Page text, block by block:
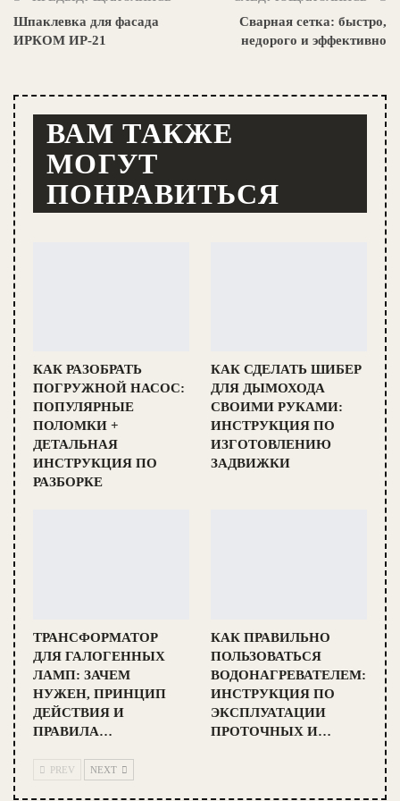
Шпаклевка для фасада
ИРКОМ ИР-21
Сварная сетка: быстро,
недорого и эффективно
ВАМ ТАКЖЕ
МОГУТ
ПОНРАВИТЬСЯ
КАК РАЗОБРАТЬ
ПОГРУЖНОЙ НАСОС:
ПОПУЛЯРНЫЕ
ПОЛОМКИ +
ДЕТАЛЬНАЯ
ИНСТРУКЦИЯ ПО
РАЗБОРКЕ
КАК СДЕЛАТЬ ШИБЕР
ДЛЯ ДЫМОХОДА
СВОИМИ РУКАМИ:
ИНСТРУКЦИЯ ПО
ИЗГОТОВЛЕНИЮ
ЗАДВИЖКИ
ТРАНСФОРМАТОР
ДЛЯ ГАЛОГЕННЫХ
ЛАМП: ЗАЧЕМ
НУЖЕН, ПРИНЦИП
ДЕЙСТВИЯ И
ПРАВИЛА…
КАК ПРАВИЛЬНО
ПОЛЬЗОВАТЬСЯ
ВОДОНАГРЕВАТЕЛЕМ:
ИНСТРУКЦИЯ ПО
ЭКСПЛУАТАЦИИ
ПРОТОЧНЫХ И…
PREV NEXT